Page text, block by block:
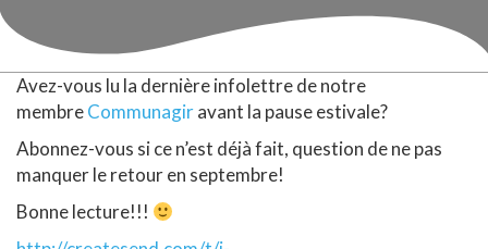
Avez-vous lu la dernière infolettre de notre
membreCommunagiravant la pause estivale?
Abonnez-vous si ce n’est déjà fait, question de ne pas
manquer le retour en septembre!
Bonne lecture!!!